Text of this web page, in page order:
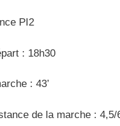
PI2
: 18h30
: 43’
de la marche : 4,5/